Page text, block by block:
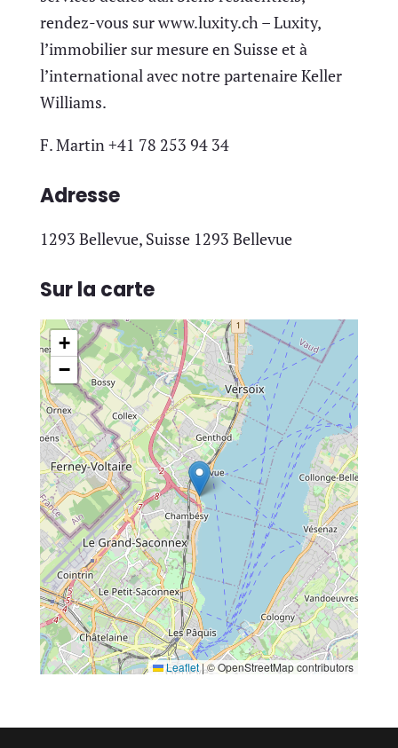
rendez-vous sur www.luxity.ch – Luxity,
l’immobilier sur mesure en Suisse et à
l’international avec notre partenaire Keller
Williams.
F. Martin +41 78 253 94 34
Adresse
1293 Bellevue, Suisse 1293 Bellevue
Sur la carte
+
−
Leaflet|© OpenStreetMap contributors